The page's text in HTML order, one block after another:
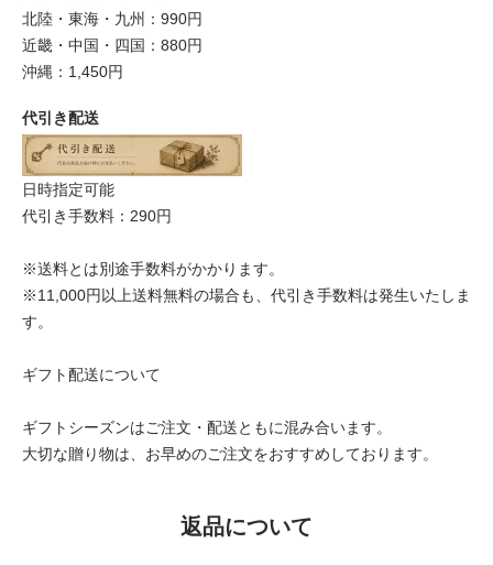
北陸・東海・九州：990円
近畿・中国・四国：880円
沖縄：1,450円
代引き配送
日時指定可能
代引き手数料：290円
※送料とは別途手数料がかかります。
※11,000円以上送料無料の場合も、代引き手数料は発生いたしま
す。
ギフト配送について
ギフトシーズンはご注文・配送ともに混み合います。
大切な贈り物は、お早めのご注文をおすすめしております。
返品について